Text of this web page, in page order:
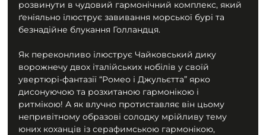
розвинути в чудовий гармонічний комплекс, який
ґеніяльно ілюструє завивання морської бурі та
безнадійне блукання Голландця.
Як переконливо ілюструє Чайковський дику
ворожнечу двох італійських нобілів у своїй
увертюрі-фантазії “Ромео і Джульєтта” ярко
дисонуючою та розхитаною гармонікою і
ритмікою! А як влучно протиставляє він цьому
непривітному образові солодку мрійливу тему
юних коханців із серафимською гармонікою,